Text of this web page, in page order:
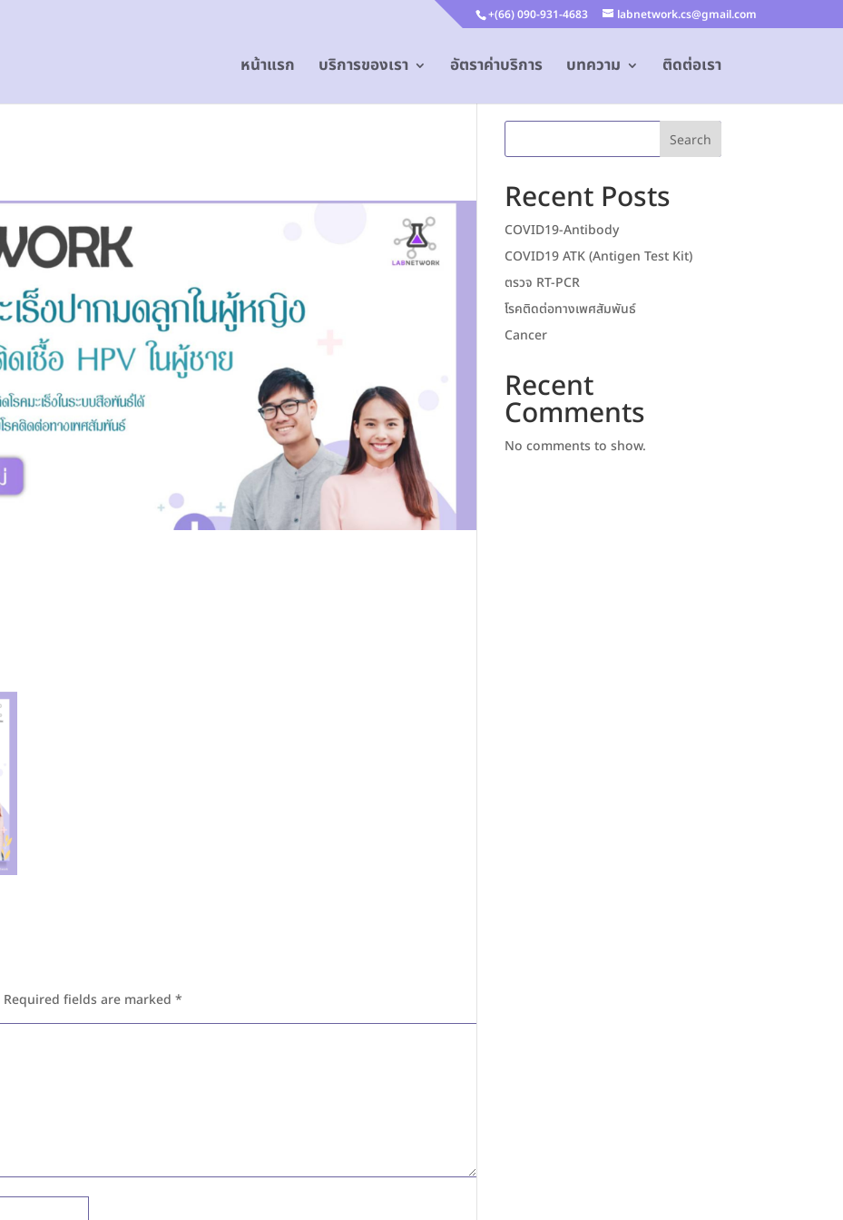
+(66) 090-931-4683 labnetwork.cs@gmail.com
หน้าแรก บริการของเรา อัตราค่าบริการ บทความ ติดต่อเรา
Required fields are marked*
Search
Recent Posts
COVID19-Antibody
COVID19 ATK (Antigen Test Kit)
ตรวจ RT-PCR
โรคติดต่อทางเพศสัมพันธ์
Cancer
Recent
Comments
No comments to show.